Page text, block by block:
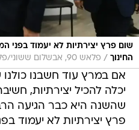
שום פרץ יצירתיות לא יעמוד בפני
החינוך / פלאש 90, אבשלום ששוני/פלאש90
אם במרץ עוד חשבנו כולנו
יכלה להכיל יצירתיות,
שהשנה היא כבר הגיעה
פרץ יצירתיות לא יעמוד